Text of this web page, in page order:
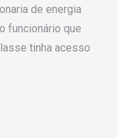
de energia
funcionário que
tinha acesso